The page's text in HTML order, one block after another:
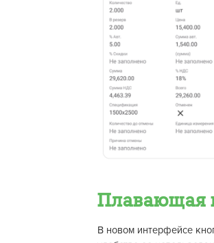
Плавающая
В новом интерфейсе